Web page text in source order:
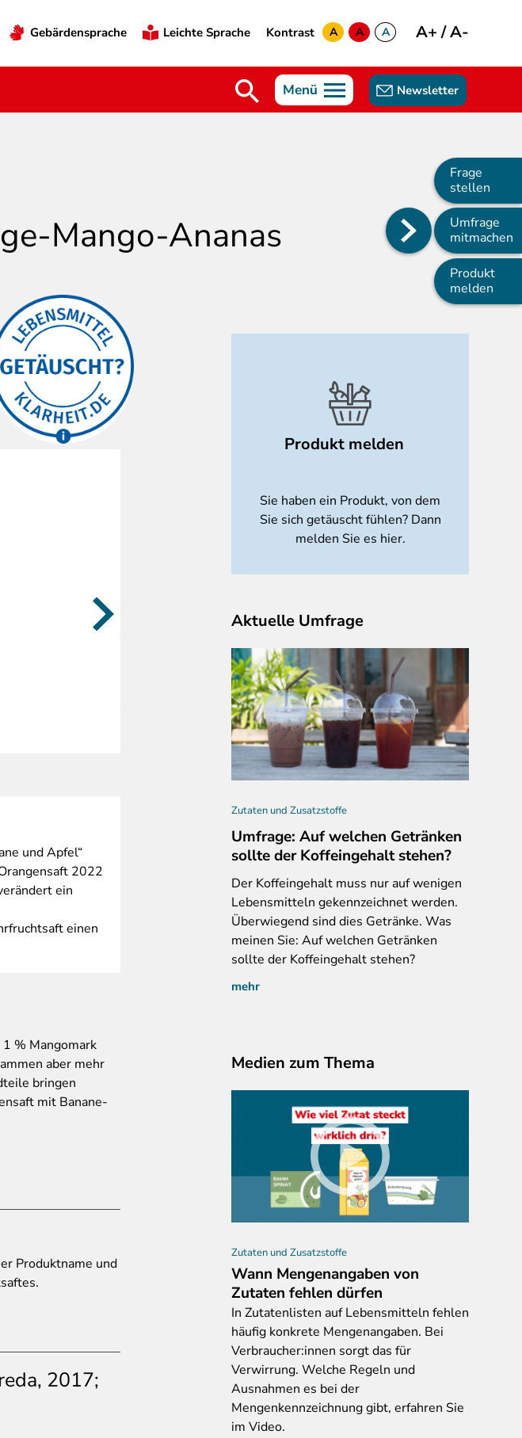
Gebärdensprache Leichte Sprache Kontrast
A
A
A
A+/A-
Menü Newsletter
Main
navigation
Frage
stellen
Umfrage
mitmachen
Produkt
melden
Mango-Ananas
Über diese
Aussagen/Bilder ärgern
sich Verbraucher:innen.
Bezeichnung + Zutaten, Valensina Mildes Frühstück Orange-Mango-
und Apfel“
2022
ein
einen
% Mangomark
aber mehr
bringen
mit Banane-
Produktname und
2017;
Produkt melden
Sie haben ein Produkt, von dem
Sie sich getäuscht fühlen? Dann
melden Sie es hier.
Aktuelle Umfrage
Zutaten und Zusatzstoffe
Umfrage: Auf welchen Getränken
sollte der Koffeingehalt stehen?
Der Koffeingehalt muss nur auf wenigen
Lebensmitteln gekennzeichnet werden.
Überwiegend sind dies Getränke. Was
meinen Sie: Auf welchen Getränken
sollte der Koffeingehalt stehen?
mehr
Medien zum Thema
Zutaten und Zusatzstoffe
Wann Mengenangaben von
Zutaten fehlen dürfen
In Zutatenlisten auf Lebensmitteln fehlen
häufig konkrete Mengenangaben. Bei
Verbraucher:innen sorgt das für
Verwirrung. Welche Regeln und
Ausnahmen es bei der
Mengenkennzeichnung gibt, erfahren Sie
im Video.